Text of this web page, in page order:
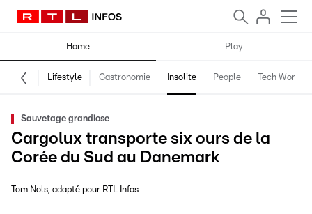
Home Play
Lifestyle Gastronomie Insolite People Tech World
Sauvetage grandiose
Cargolux transporte six ours de la
Corée du Sud au Danemark
Tom Nols adapté pour RTL Infos